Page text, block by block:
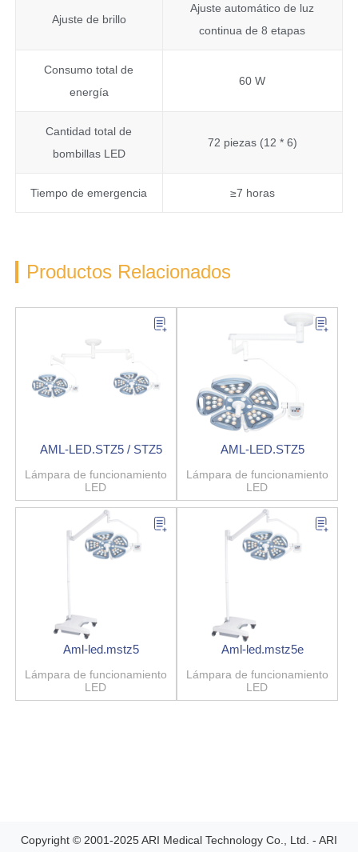
Ajuste de brillo
Ajuste automático de luz
continua de 8 etapas
Consumo total de
energía
60 W
Cantidad total de
bombillas LED
72 piezas (12 * 6)
Tiempo de emergencia ≥7 horas
Productos Relacionados
AML-LED.STZ5 / STZ5
Lámpara de funcionamiento
LED
AML-LED.STZ5
Lámpara de funcionamiento
LED
Aml-led.mstz5
Lámpara de funcionamiento
LED
Aml-led.mstz5e
Lámpara de funcionamiento
LED
Copyright © 2001-2025 ARI Medical Technology Co., Ltd. - ARI